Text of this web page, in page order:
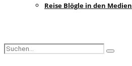
Reise Blögle in den Medien
Search
Search